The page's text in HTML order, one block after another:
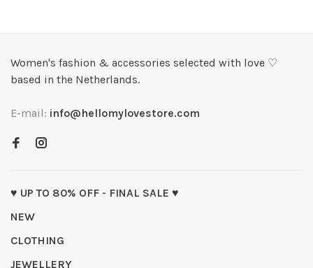
Women's fashion & accessories selected with love ♡
based in the Netherlands.
E-mail: info@hellomylovestore.com
♥ UP TO 80% OFF - FINAL SALE ♥
NEW
CLOTHING
JEWELLERY